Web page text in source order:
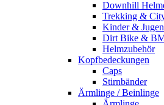
Downhill
Trekking &
Kinder &
Dirt Bike &
Helmzubehör
Kopfbedeckungen
Caps
Stirnbänder
Ärmlinge / Beinlinge